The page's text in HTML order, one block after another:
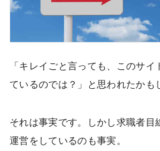
「キレイごと言っても、このサ
ているのでは？」と思われたかも
それは事実です。しかし求職者目
運営をしているのも事実。